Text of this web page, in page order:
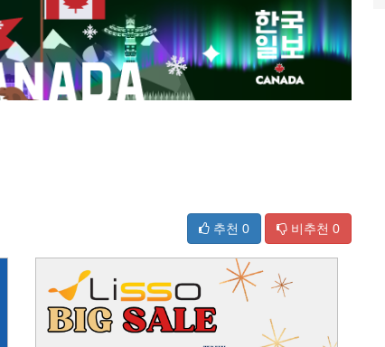
추천 0 비추천 0